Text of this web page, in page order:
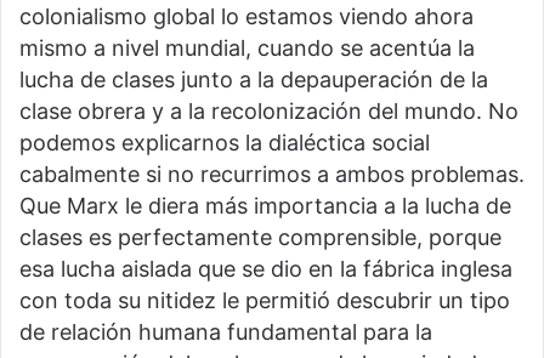
colonialismo global lo estamos viendo ahora
mismo a nivel mundial, cuando se acentúa la
lucha de clases junto a la depauperación de la
clase obrera y a la recolonización del mundo. No
podemos explicarnos la dialéctica social
cabalmente si no recurrimos a ambos problemas.
Que Marx le diera más importancia a la lucha de
clases es perfectamente comprensible, porque
esa lucha aislada que se dio en la fábrica inglesa
con toda su nitidez le permitió descubrir un tipo
de relación humana fundamental para la